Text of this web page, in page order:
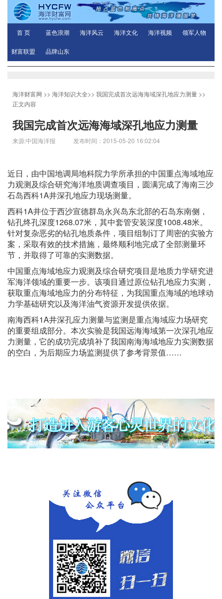
首 页 蓝色浪潮 海洋风云 海洋文化 海洋视频 领军人物
财富联盟 品牌山东
海洋财富网 >> 海洋知识大全>> 我国完成首次远海海域深孔地应力测量 >>
正文内容
我国完成首次远海海域深孔地应力测量
来源:中国海洋报 发布时间：2015-05-20 16:02:04
近日，由中国地调局地科院力学所承担的中国重点海域地应
力观测及综合研究海洋地质调查项目，圆满完成了海南三沙
石岛西科1A井深孔地应力现场测量。
西科1A井位于西沙宣德群岛永兴岛东北部的石岛东南侧，
钻孔终孔深度1268.07米，其中套管安装深度1008.48米。
针对复杂恶劣的钻孔地质条件，项目组制订了周密的实验方
案，采取有效的技术措施，最终顺利地完成了全部测量环
节，并取得了可靠的实测数据。
中国重点海域地应力观测及综合研究项目是地质力学研究进
军海洋领域的重要一步。该项目通过原位钻孔地应力实测，
获取重点海域地应力的分布特征，为我国重点海域的地球动
力学基础研究以及海洋油气资源开发提供依据。
南海西科1A井深孔应力测量与监测是重点海域应力场研究
的重要组成部分。本次实验是我国远海海域第一次深孔地应
力测量，它的成功完成填补了我国南海海域地应力实测数据
的空白，为后期应力场监测提供了参考背景值……